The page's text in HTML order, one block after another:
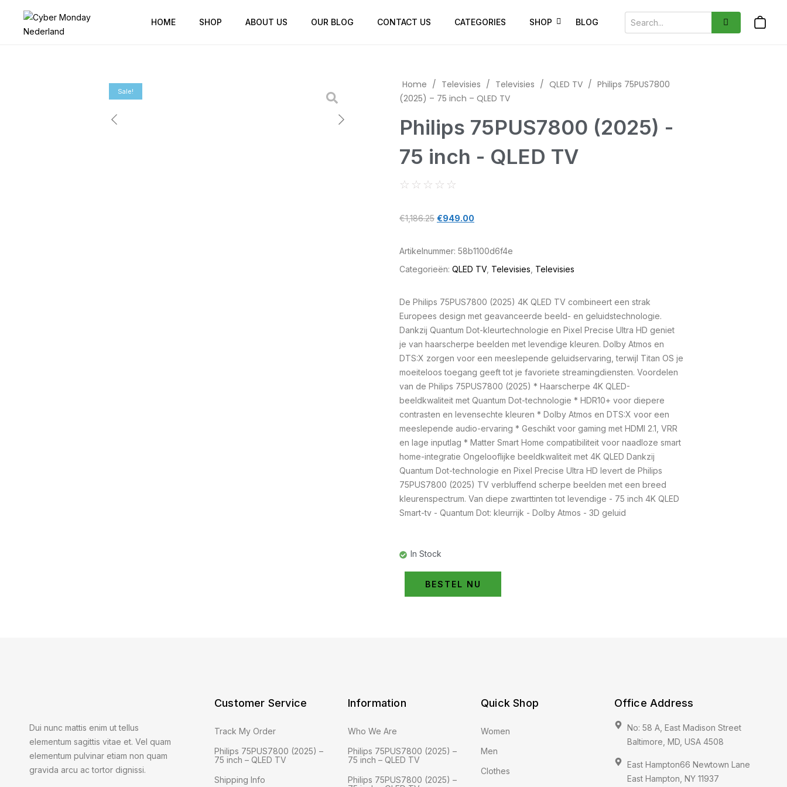
HOME SHOP ABOUT US OUR BLOG CONTACT US CATEGORIES SHOP BLOG
Sale!
Home / Televisies / Televisies / QLED TV / Philips 75PUS7800
(2025) – 75 inch – QLED TV
Philips 75PUS7800 (2025) -
75 inch - QLED TV
☆ ☆ ☆ ☆ ☆
€1,186.25 €949.00
Artikelnummer: 58b1100d6f4e
Categorieën: QLED TV, Televisies Televisies
De Philips 75PUS7800 (2025) 4K QLED TV combineert een strak
Europees design met geavanceerde beeld- en geluidstechnologie.
Dankzij Quantum Dot-kleurtechnologie en Pixel Precise Ultra HD geniet
je van haarscherpe beelden met levendige kleuren. Dolby Atmos en
DTS:X zorgen voor een meeslepende geluidservaring, terwijl Titan OS je
moeiteloos toegang geeft tot je favoriete streamingdiensten. Voordelen
van de Philips 75PUS7800 (2025) * Haarscherpe 4K QLED-
beeldkwaliteit met Quantum Dot-technologie * HDR10+ voor diepere
contrasten en levensechte kleuren * Dolby Atmos en DTS:X voor een
meeslepende audio-ervaring * Geschikt voor gaming met HDMI 2.1, VRR
en lage inputlag * Matter Smart Home compatibiliteit voor naadloze smart
home-integratie Ongelooflijke beeldkwaliteit met 4K QLED Dankzij
Quantum Dot-technologie en Pixel Precise Ultra HD levert de Philips
75PUS7800 (2025) TV verbluffend scherpe beelden met een breed
kleurenspectrum. Van diepe zwarttinten tot levendige - 75 inch 4K QLED
Smart-tv - Quantum Dot: kleurrijk - Dolby Atmos - 3D geluid
In Stock
BESTEL NU
Dui nunc mattis enim ut tellus
elementum sagittis vitae et. Vel quam
elementum pulvinar etiam non quam
gravida arcu ac tortor dignissi.
Customer Service
Track My Order
Philips 75PUS7800 (2025) –
75 inch – QLED TV
Shipping Info
Information
Who We Are
Philips 75PUS7800 (2025) –
75 inch – QLED TV
Philips 75PUS7800 (2025) –
Quick Shop
Women
Men
Clothes
Office Address
No: 58 A, East Madison Street
Baltimore, MD, USA 4508
East Hampton66 Newtown Lane
East Hampton, NY 11937